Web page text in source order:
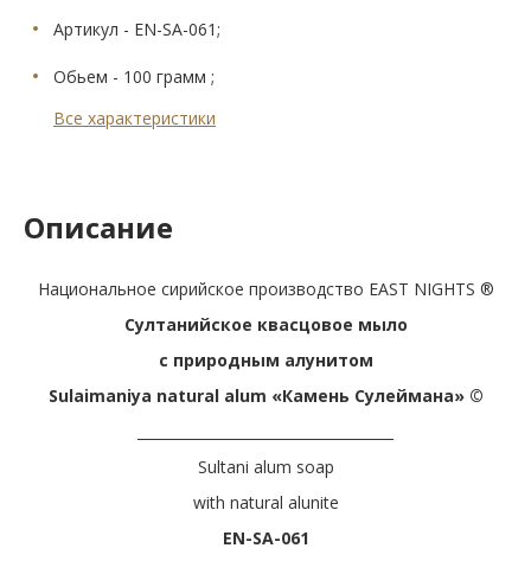
Артикул - EN-SA-061;
Обьем - 100 грамм ;
Все характеристики
Описание
Национальное сирийское производство EAST NIGHTS ®
Султанийское квасцовое мыло
с природным алунитом
Sulaimaniya natural alum «Камень Сулеймана» ©
Sultani alum soap
with natural alunite
EN-SA-061